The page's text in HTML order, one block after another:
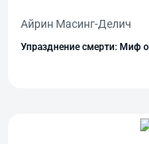
Айрин Масинг-Делич
Упразднение смерти: Миф о